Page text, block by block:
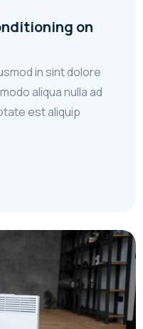
on
in sint dolore
aliqua nulla ad
est aliquip